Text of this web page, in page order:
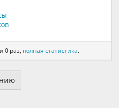
0 раз, полная статистика.